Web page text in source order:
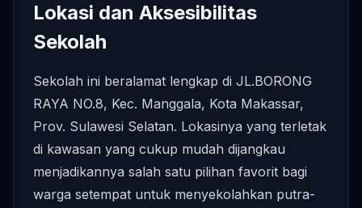
Lokasi dan Aksesibilitas
Sekolah
Sekolah ini beralamat lengkap di JL.BORONG
RAYA NO.8, Kec. Manggala, Kota Makassar,
Prov. Sulawesi Selatan. Lokasinya yang terletak
di kawasan yang cukup mudah dijangkau
menjadikannya salah satu pilihan favorit bagi
warga setempat untuk menyekolahkan putra-